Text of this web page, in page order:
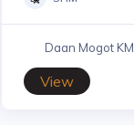
Daan Mogot
View